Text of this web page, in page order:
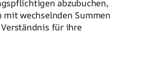
abzubuchen,
wechselnden Summen
für ihre